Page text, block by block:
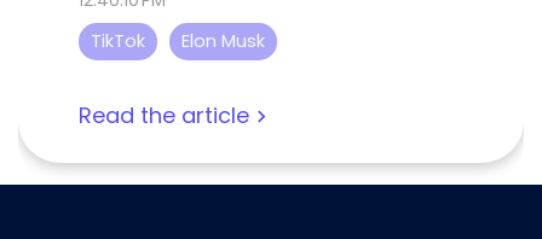
TikTok
Elon Musk
Read the article